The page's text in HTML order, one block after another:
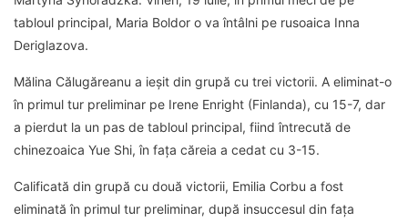
tabloul principal, Maria Boldor o va întâlni pe rusoaica Inna
Deriglazova.
Mălina Călugăreanu a ieșit din grupă cu trei victorii. A eliminat-o
în primul tur preliminar pe Irene Enright (Finlanda), cu 15-7, dar
a pierdut la un pas de tabloul principal, fiind întrecută de
chinezoaica Yue Shi, în fața căreia a cedat cu 3-15.
Calificată din grupă cu două victorii, Emilia Corbu a fost
eliminată în primul tur preliminar, după insuccesul din fața